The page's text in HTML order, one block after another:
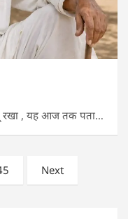
रखा , यह आज तक पता…
Next